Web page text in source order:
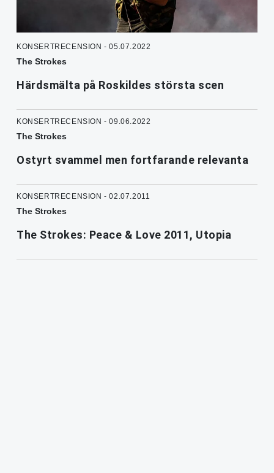
KONSERTRECENSION - 05.07.2022
The Strokes
Härdsmälta på Roskildes största scen
KONSERTRECENSION - 09.06.2022
The Strokes
Ostyrt svammel men fortfarande relevanta
KONSERTRECENSION - 02.07.2011
The Strokes
The Strokes: Peace & Love 2011, Utopia